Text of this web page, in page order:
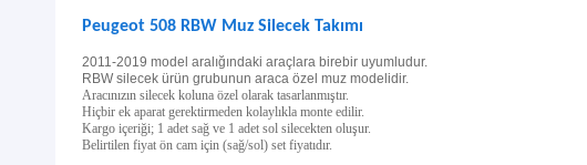
Peugeot 508 RBW Muz Silecek Takımı
2011-2019 model aralığındaki araçlara birebir uyumludur.
RBW silecek ürün grubunun araca özel muz modelidir.
Aracınızın silecek koluna özel olarak tasarlanmıştır.
Hiçbir ek aparat gerektirmeden kolaylıkla monte edilir.
Kargo içeriği; 1 adet sağ ve 1 adet sol silecekten oluşur.
Belirtilen fiyat ön cam için (sağ/sol) set fiyatıdır.